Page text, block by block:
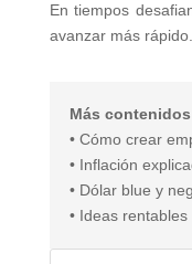
En tiempos
avanzar más rápido.
Más
• Cómo crear
• Inflación
• Dólar blue y
• Ideas